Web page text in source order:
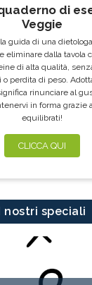
di
Veggie
guida di una
eliminare dalla tavola
di alta qualità,
o perdita di peso.
rinunciare al
in forma grazie
equilibrati!
CLICCA QUI
I nostri speciali